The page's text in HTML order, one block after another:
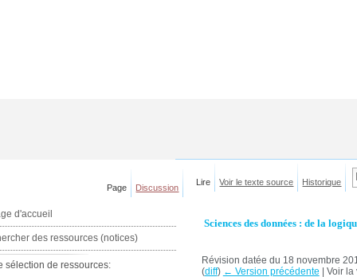
Sciences des données : de la
Révision datée du 18 novembre
(diff) ← Version précédente | Voir
Page Discussion
Lire Voir le texte source Historique
d'accueil
des ressources (notices)
sélection de ressources: